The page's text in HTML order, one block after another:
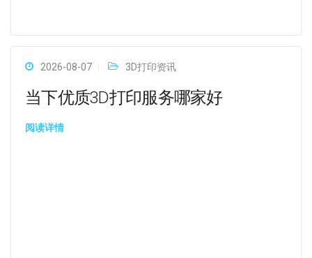
2026-08-07 3D打印资讯
当下优质3D打印服务哪家好
阅读详情